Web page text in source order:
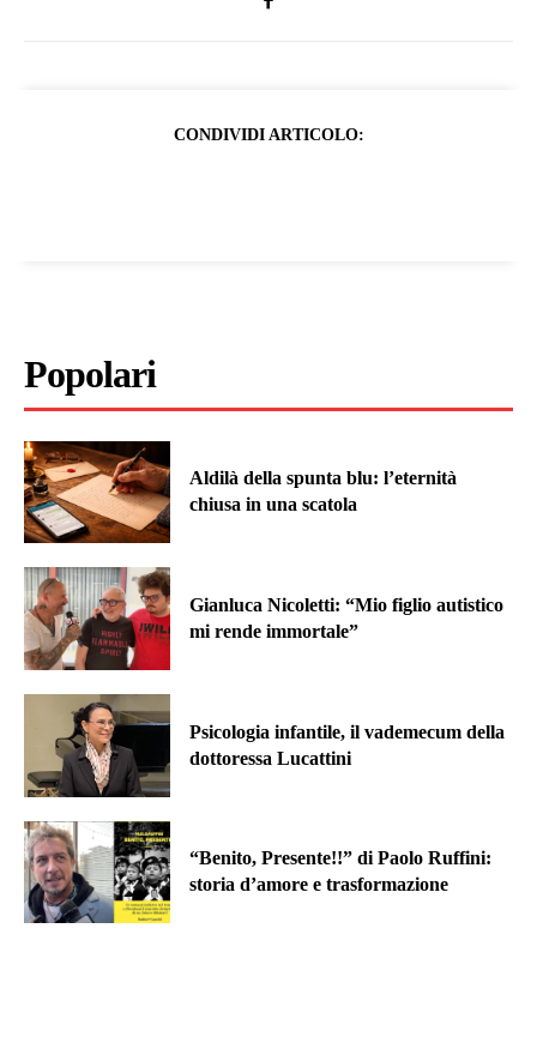
CONDIVIDI ARTICOLO:
Popolari
Aldilà della spunta blu: l’eternità
chiusa in una scatola
Gianluca Nicoletti: “Mio figlio autistico
mi rende immortale”
Psicologia infantile, il vademecum della
dottoressa Lucattini
“Benito, Presente!!” di Paolo Ruffini:
storia d’amore e trasformazione